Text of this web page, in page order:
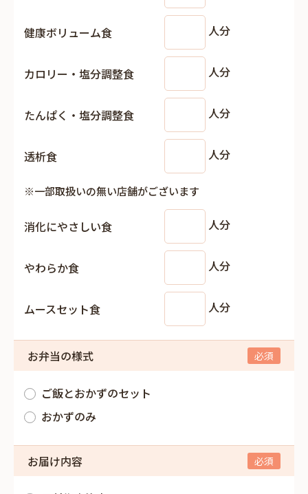
健康ボリューム食 人分
カロリー・塩分調整食 人分
たんぱく・塩分調整食 人分
透析食 人分
※一部取扱いの無い店舗がございます
消化にやさしい食 人分
やわらか食 人分
ムースセット食 人分
お弁当の様式
ご飯とおかずのセット
おかずのみ
お届け内容